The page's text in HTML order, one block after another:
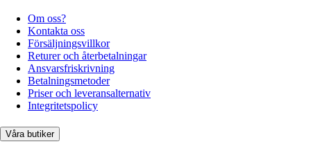
Om oss?
Kontakta oss
Försäljningsvillkor
Returer och återbetalningar
Ansvarsfriskrivning
Betalningsmetoder
Priser och leveransalternativ
Integritetspolicy
Våra butiker